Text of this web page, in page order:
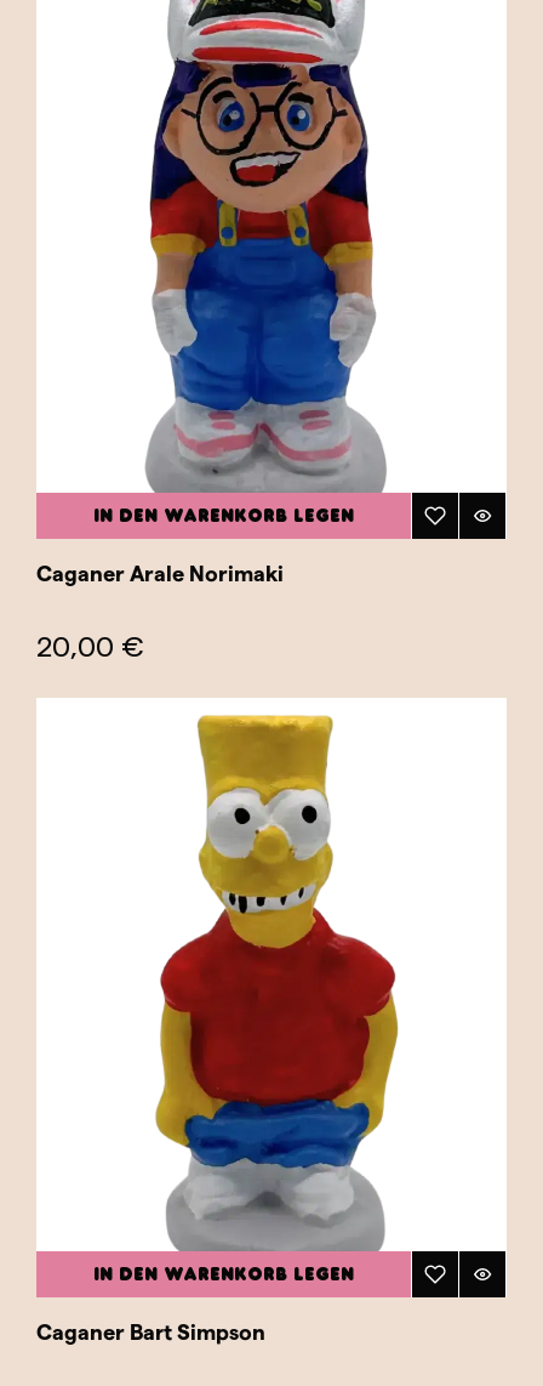
IN DEN WARENKORB LEGEN
Caganer Arale Norimaki
20,00 €
IN DEN WARENKORB LEGEN
Caganer Bart Simpson